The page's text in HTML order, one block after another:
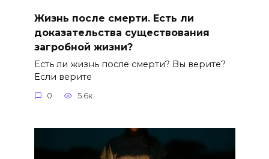
Жизнь после смерти. Есть ли
доказательства существования
загробной жизни?
Есть ли жизнь после смерти? Вы верите?
Если верите
0 5.6к.